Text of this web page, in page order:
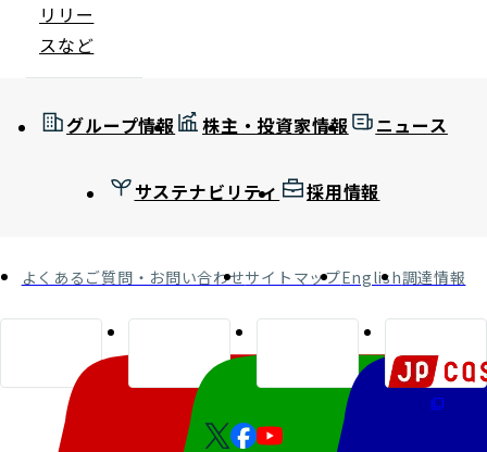
リリー
スなど
グループ情報 株主・投資家情報 ニュース
サステナビリティ 採用情報
よくあるご質問・お問い合わせサイトマップEnglish調達情報